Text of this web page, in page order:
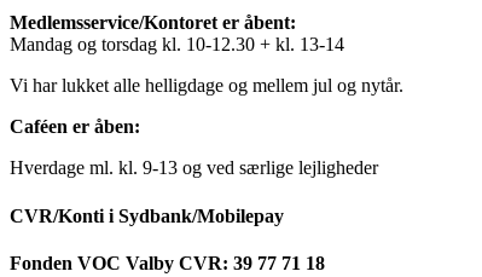
Medlemsservice/Kontoret er åbent:
Mandag og torsdag kl. 10-12.30 + kl. 13-14
Vi har lukket alle helligdage og mellem jul og nytår.
Caféen er åben:
Hverdage ml. kl. 9-13 og ved særlige lejligheder
CVR/Konti i Sydbank/Mobilepay
Fonden VOC Valby CVR: 39 77 71 18